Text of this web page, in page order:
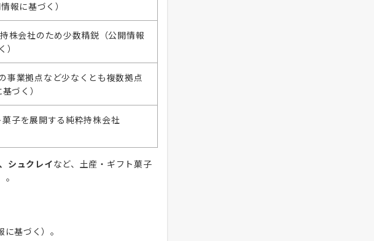
報に基づく）
株会社のため少数精鋭（公開情報
）
事業拠点など少なくとも複数拠点
づく）
子を展開する純粋持株会社
シュクレイなど、土産・ギフト菓子
に基づく）。